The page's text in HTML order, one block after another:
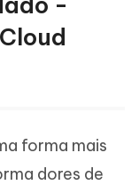
forma mais
dores de